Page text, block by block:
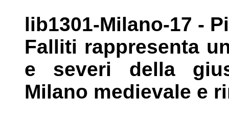
lib1301-Milano-17 -
Falliti rappresenta
e severi della
Milano medievale e